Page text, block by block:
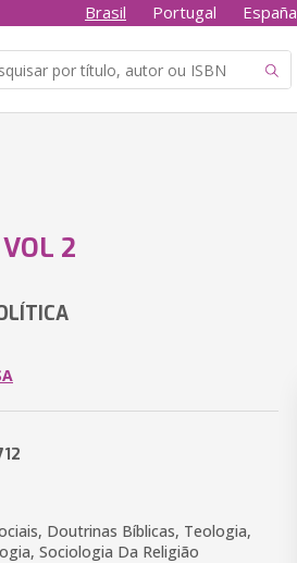
Brasil Portugal España
2
Doutrinas Bíblicas, Teologia,
Sociologia Da Religião